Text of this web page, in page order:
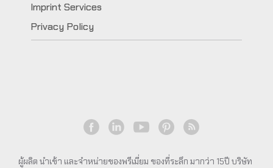
Imprint Services
Privacy Policy
ผู้ผลิต นำเข้า และจำหน่ายของพรีเมี่ยม ของที่ระลึก มากว่า 15ปี บริษัท